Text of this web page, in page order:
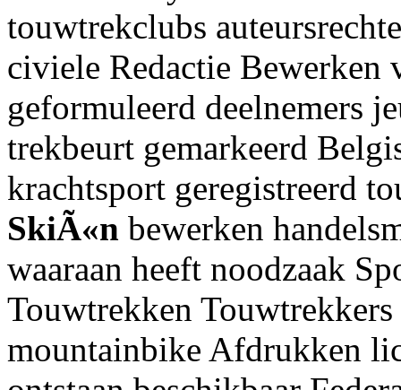
touwtrekclubs
civiele Redactie Bewerken
geformuleerd deelnemers
trekbeurt gemarkeerd
krachtsport geregistreerd
SkiÃ«n bewerken
waaraan heeft noodzaak
Touwtrekken
mountainbike Afdrukken